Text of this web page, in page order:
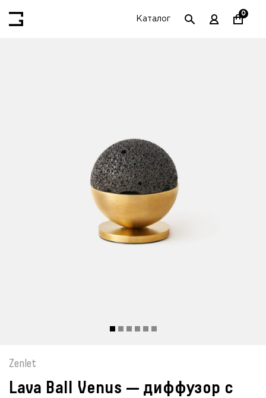
Каталог
0
Zenlet
Lava Ball Venus — диффузор с